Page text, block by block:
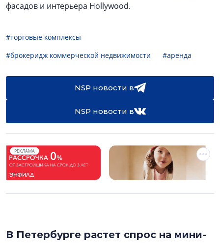
фасадов и интерьера Hollywood.
#торговые комплексы
#брокеридж коммерческой недвижимости
#аренда
NSP новости в
NSP новости в
РЕКЛАМА
В Петербурге растет спрос на мини-